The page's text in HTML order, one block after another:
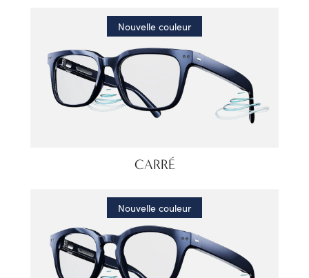
Nouvelle couleur
CARRÉ
Nouvelle couleur